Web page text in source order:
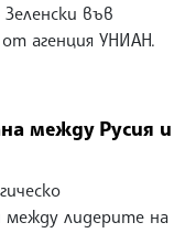
във
агенция УНИАН.
между Русия и
между лидерите на